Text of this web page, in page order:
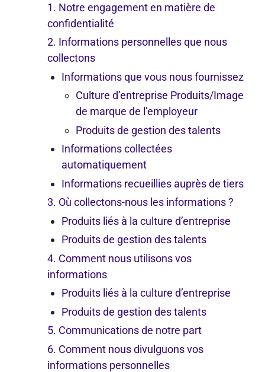
1. Notre engagement en matière de
confidentialité
2. Informations personnelles que nous
collectons
Informations que vous nous fournissez
Culture d’entreprise Produits/Image
de marque de l’employeur
Produits de gestion des talents
Informations collectées
automatiquement
Informations recueillies auprès de tiers
3. Où collectons-nous les informations ?
Produits liés à la culture d’entreprise
Produits de gestion des talents
4. Comment nous utilisons vos
informations
Produits liés à la culture d’entreprise
Produits de gestion des talents
5. Communications de notre part
6. Comment nous divulguons vos
informations personnelles